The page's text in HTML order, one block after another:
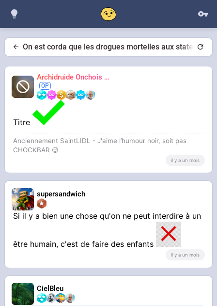
On est corda que les drogues mortelles aux states,
Archidruide Onchois
🍀️🌩️🐻️
Titre
Anciennement SaintLIDL - J'aime l’humour noir, soit pas
CHOCKBAR 😉️
il y a un mois
supersandwich
Si il y a bien une chose qu'on ne peut interdire à un
être humain, c'est de faire des enfants
il y a un mois
CielBleu